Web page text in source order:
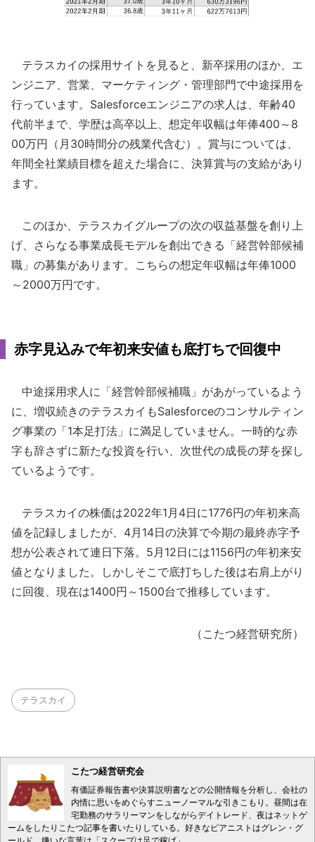
テラスカイの採用サイトを見ると、新卒採用のほか、エ
ンジニア、営業、マーケティング・管理部門で中途採用を
行っています。Salesforceエンジニアの求人は、年齢40
代前半まで、学歴は高卒以上、想定年収幅は年俸400～8
00万円（月30時間分の残業代含む）。賞与については、
年間全社業績目標を超えた場合に、決算賞与の支給があり
ます。
このほか、テラスカイグループの次の収益基盤を創り上
げ、さらなる事業成長モデルを創出できる「経営幹部候補
職」の募集があります。こちらの想定年収幅は年俸1000
～2000万円です。
赤字見込みで年初来安値も底打ちで回復中
中途採用求人に「経営幹部候補職」があがっているよう
に、増収続きのテラスカイもSalesforceのコンサルティン
グ事業の「1本足打法」に満足していません。一時的な赤
字も辞さずに新たな投資を行い、次世代の成長の芽を探し
ているようです。
テラスカイの株価は2022年1月4日に1776円の年初来高
値を記録しましたが、4月14日の決算で今期の最終赤字予
想が公表されて連日下落。5月12日には1156円の年初来安
値となりました。しかしそこで底打ちした後は右肩上がり
に回復、現在は1400円～1500台で推移しています。
（こたつ経営研究所）
テラスカイ
こたつ経営研究会
有価証券報告書や決算説明書などの公開情報を分析し、会社の
内情に思いをめぐらすニューノーマルな引きこもり。昼間は在
宅勤務のサラリーマンをしながらデイトレード、夜はネットゲ
ームをしたりこたつ記事を書いたりしている。好きなピアニストはグレン・グ